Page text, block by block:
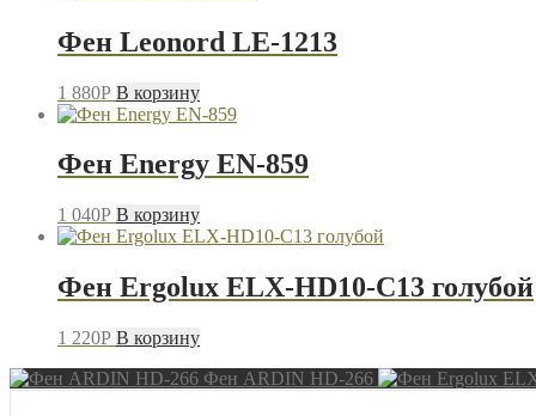
Фен Leonord LE-1213
1 880P В корзину
Фен Energy EN-859
1 040P В корзину
Фен Ergolux ELX-HD10-C13 голубой
1 220P В корзину
Фен ARDIN HD-266